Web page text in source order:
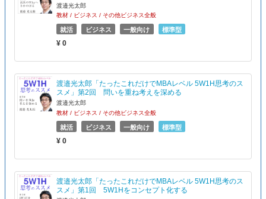
渡邉光太郎
教材 / ビジネス / その他ビジネス全般
就活 ビジネス 一般向け 標準型
¥ 0
渡邉光太郎「たったこれだけでMBAレベル 5W1H思考のス
スメ」第2回 問いを重ね考えを深める
渡邉光太郎
教材 / ビジネス / その他ビジネス全般
就活 ビジネス 一般向け 標準型
¥ 0
渡邉光太郎「たったこれだけでMBAレベル 5W1H思考のス
スメ」第1回 5W1Hをコンセプト化する